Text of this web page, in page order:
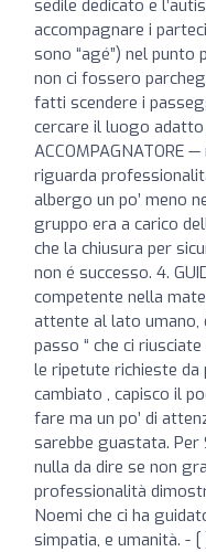
sedile dedicato e
accompagnare i
sono “agé”) nel punto
non ci fossero
fatti scendere i
cercare il luogo
ACCOMPAGNATORE
riguarda
albergo un po’ meno
gruppo era a carico
che la chiusura per
non é successo. 4.
competente nella
attente al lato umano,
passo “ che ci
le ripetute richieste da
cambiato , capisco il
fare ma un po’ di
sarebbe guastata. Per
nulla da dire se non
professionalità
Noemi che ci ha
simpatia, e umanità. - [